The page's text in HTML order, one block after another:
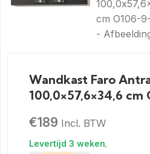
Wandkast Faro
100,0×57,6×34,6
€189 Incl. BTW